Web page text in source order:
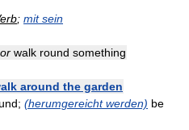
; mit sein
or walk round something
around the garden
(herumgereicht werden) be